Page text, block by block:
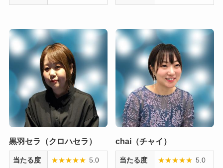
黒羽セラ（クロハセラ）
当たる度 ★★★★★ 5.0
chai（チャイ）
当たる度 ★★★★★ 5.0